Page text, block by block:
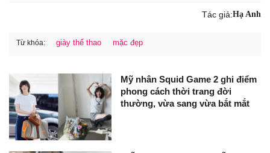
Tác giả:Hạ Anh
Từ khóa: giày thể thao mặc đẹp
Mỹ nhân Squid Game 2 ghi điểm
phong cách thời trang đời
thường, vừa sang vừa bắt mắt